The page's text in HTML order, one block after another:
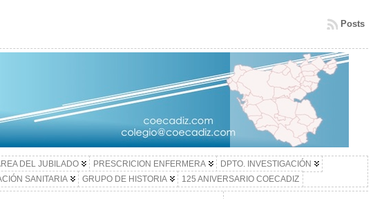
Posts
DEL JUBILADO PRESCRICION ENFERMERA
DPTO. INVESTIGACIÓN
SANITARIA GRUPO DE HISTORIA 125 ANIVERSARIO COECADIZ